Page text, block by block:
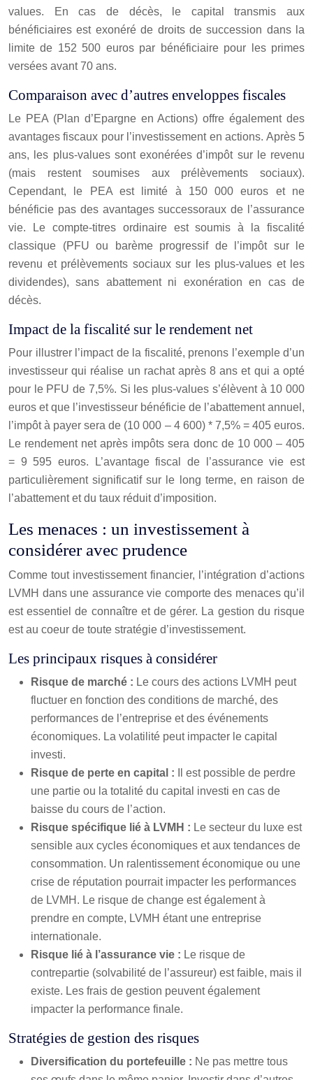
values. En cas de décès, le capital transmis aux
bénéficiaires est exonéré de droits de succession dans la
limite de 152 500 euros par bénéficiaire pour les primes
versées avant 70 ans.
Comparaison avec d’autres enveloppes fiscales
Le PEA (Plan d’Epargne en Actions) offre également des
avantages fiscaux pour l’investissement en actions. Après 5
ans, les plus-values sont exonérées d’impôt sur le revenu
(mais restent soumises aux prélèvements sociaux).
Cependant, le PEA est limité à 150 000 euros et ne
bénéficie pas des avantages successoraux de l’assurance
vie. Le compte-titres ordinaire est soumis à la fiscalité
classique (PFU ou barème progressif de l’impôt sur le
revenu et prélèvements sociaux sur les plus-values et les
dividendes), sans abattement ni exonération en cas de
décès.
Impact de la fiscalité sur le rendement net
Pour illustrer l’impact de la fiscalité, prenons l’exemple d’un
investisseur qui réalise un rachat après 8 ans et qui a opté
pour le PFU de 7,5%. Si les plus-values s’élèvent à 10 000
euros et que l’investisseur bénéficie de l’abattement annuel,
l’impôt à payer sera de (10 000 – 4 600) * 7,5% = 405 euros.
Le rendement net après impôts sera donc de 10 000 – 405
= 9 595 euros. L’avantage fiscal de l’assurance vie est
particulièrement significatif sur le long terme, en raison de
l’abattement et du taux réduit d’imposition.
Les menaces : un investissement à
considérer avec prudence
Comme tout investissement financier, l’intégration d’actions
LVMH dans une assurance vie comporte des menaces qu’il
est essentiel de connaître et de gérer. La gestion du risque
est au coeur de toute stratégie d’investissement.
Les principaux risques à considérer
Risque de marché : Le cours des actions LVMH peut
fluctuer en fonction des conditions de marché, des
performances de l’entreprise et des événements
économiques. La volatilité peut impacter le capital
investi.
Risque de perte en capital :
Il est possible de perdre
une partie ou la totalité du capital investi en cas de
baisse du cours de l’action.
Risque spécifique lié à LVMH : Le secteur du luxe est
sensible aux cycles économiques et aux tendances de
consommation. Un ralentissement économique ou une
crise de réputation pourrait impacter les performances
de LVMH. Le risque de change est également à
prendre en compte, LVMH étant une entreprise
internationale.
Risque lié à l’assurance vie : Le risque de
contrepartie (solvabilité de l’assureur) est faible, mais il
existe. Les frais de gestion peuvent également
impacter la performance finale.
Stratégies de gestion des risques
Diversification du portefeuille : Ne pas mettre tous